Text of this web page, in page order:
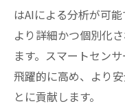
リアルタイ
医療チーム
医療サービ
医療従事者
はAIによる分析が可
より詳細かつ個別化
ます。スマートセン
飛躍的に高め、より
とに貢献します。